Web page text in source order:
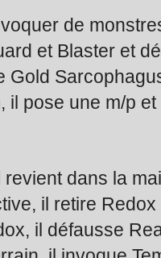
de
et Blaster et
Gold
il pose une m/p
dans la
il retire
il défausse